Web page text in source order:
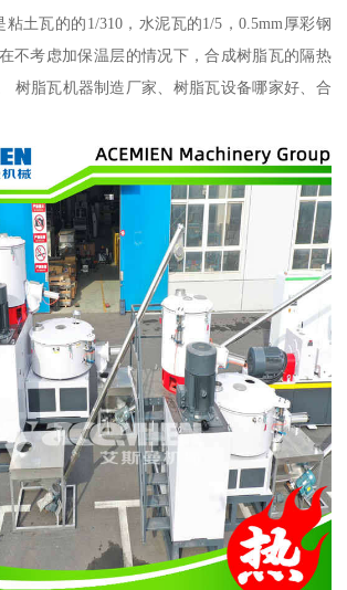
粘土瓦的的1/310，水泥瓦的1/5，0.5mm厚彩钢
不考虑加保温层的情况下，合成树脂瓦的隔热
树脂瓦机器制造厂家、树脂瓦设备哪家好、合